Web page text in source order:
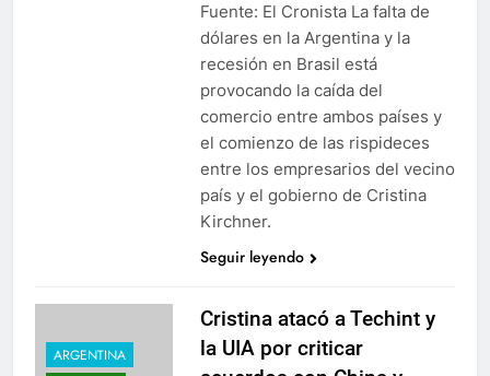
Fuente: El Cronista La falta de
dólares en la Argentina y la
recesión en Brasil está
provocando la caída del
comercio entre ambos países y
el comienzo de las rispideces
entre los empresarios del vecino
país y el gobierno de Cristina
Kirchner.
Seguir leyendo
ARGENTINA
Cristina atacó a Techint y
la UIA por criticar